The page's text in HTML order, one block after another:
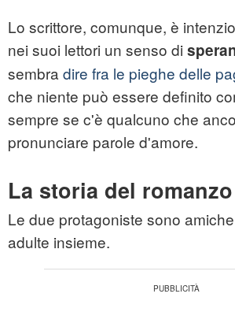
Lo scrittore, comunque, è
nei suoi lettori un senso di
sembra dire fra le pieghe delle
che niente può essere definito
sempre se c'è qualcuno che
pronunciare parole d'amore.
La storia del romanzo
Le due protagoniste sono
adulte insieme.